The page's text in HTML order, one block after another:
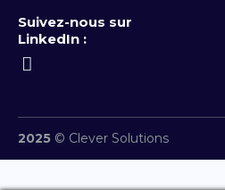
Suivez-nous sur
LinkedIn :
2025 © Clever Solutions